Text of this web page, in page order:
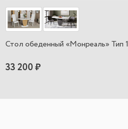
Стол обеденный «Монреаль» Тип 1
33 200 ₽